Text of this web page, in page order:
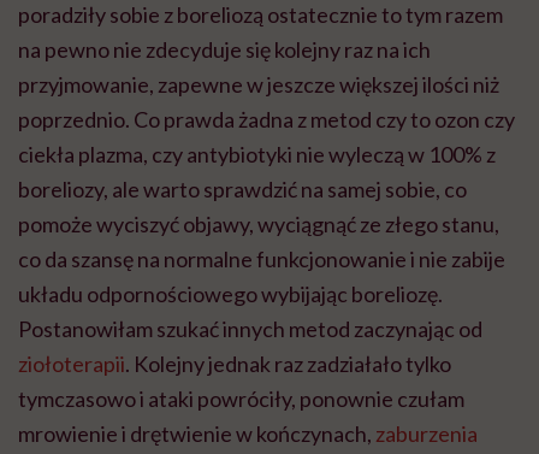
poradziły sobie z boreliozą ostatecznie to tym razem
na pewno nie zdecyduje się kolejny raz na ich
przyjmowanie, zapewne w jeszcze większej ilości niż
poprzednio. Co prawda żadna z metod czy to ozon czy
ciekła plazma, czy antybiotyki nie wyleczą w 100% z
boreliozy, ale warto sprawdzić na samej sobie, co
pomoże wyciszyć objawy, wyciągnąć ze złego stanu,
co da szansę na normalne funkcjonowanie i nie zabije
układu odpornościowego wybijając boreliozę.
Postanowiłam szukać innych metod zaczynając od
ziołoterapii. Kolejny jednak raz zadziałało tylko
tymczasowo i ataki powróciły, ponownie czułam
mrowienie i drętwienie w kończynach, zaburzenia